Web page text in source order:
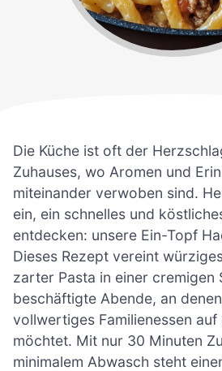
Die Küche ist oft der
Zuhauses, wo Aromen und
miteinander verwoben sind.
ein, ein schnelles und
entdecken: unsere Ein-Topf
Dieses Rezept vereint
zarter Pasta in einer cremigen
beschäftigte Abende, an
vollwertiges Familienessen
möchtet. Mit nur 30 Minuten
minimalem Abwasch steht